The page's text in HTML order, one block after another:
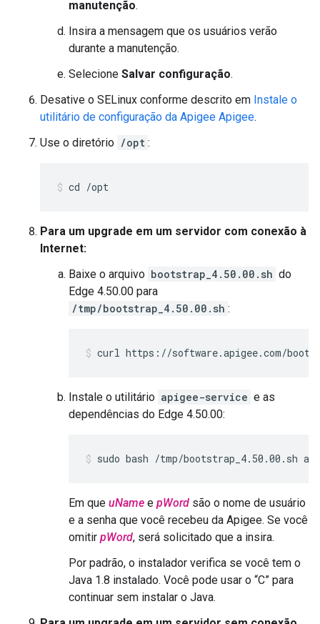
manutenção.
Insira a mensagem que os usuários verão
durante a manutenção.
Selecione Salvar configuração.
Desative o SELinux conforme descrito em Instale o
utilitário de configuração da Apigee Apigee.
Use o diretório /opt :
cd /opt
Para um upgrade em um servidor com conexão à
Internet:
Baixe o arquivo bootstrap_4.50.00.sh do
Edge 4.50.00 para
/tmp/bootstrap_4.50.00.sh :
curl https://software.apigee.com/
Instale o utilitário apigee-service e as
dependências do Edge 4.50.00:
sudo bash /tmp/bootstrap_4.50.00.sh
Em que uName e pWord são o nome de usuário
e a senha que você recebeu da Apigee. Se você
omitir pWord, será solicitado que a insira.
Por padrão, o instalador verifica se você tem o
Java 1.8 instalado. Você pode usar o “C” para
continuar sem instalar o Java.